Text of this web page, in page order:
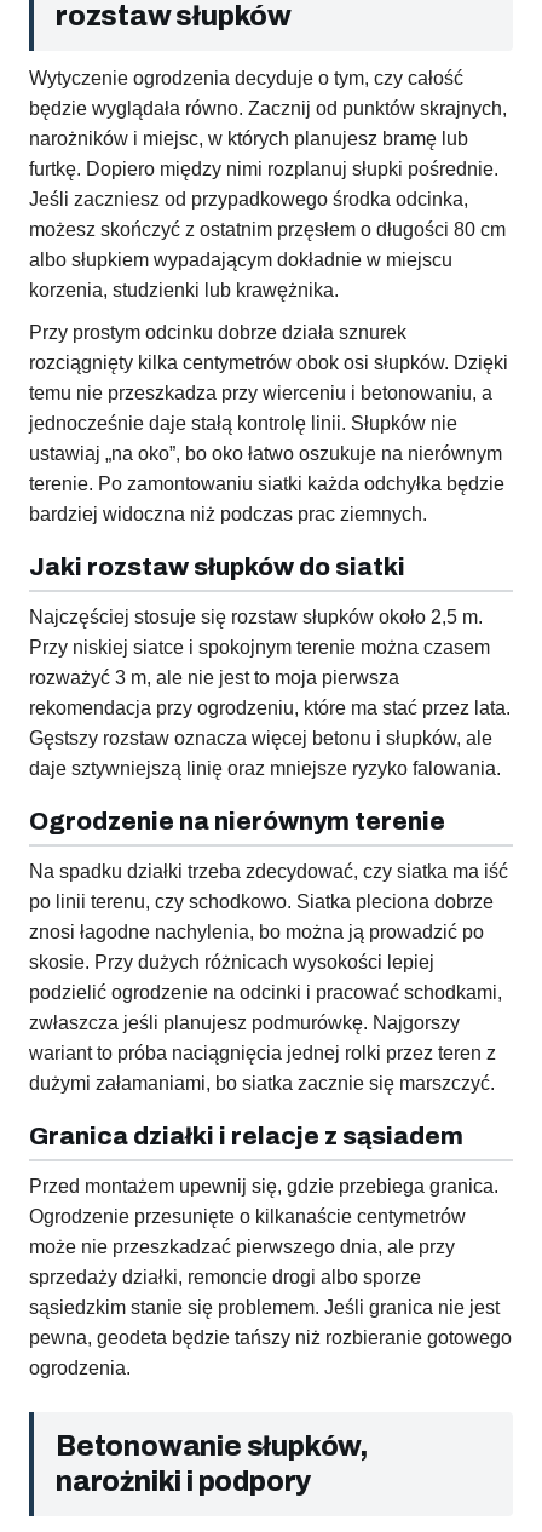
rozstaw słupków
Wytyczenie ogrodzenia decyduje o tym, czy całość
będzie wyglądała równo. Zacznij od punktów skrajnych,
narożników i miejsc, w których planujesz bramę lub
furtkę. Dopiero między nimi rozplanuj słupki pośrednie.
Jeśli zaczniesz od przypadkowego środka odcinka,
możesz skończyć z ostatnim przęsłem o długości 80 cm
albo słupkiem wypadającym dokładnie w miejscu
korzenia, studzienki lub krawężnika.
Przy prostym odcinku dobrze działa sznurek
rozciągnięty kilka centymetrów obok osi słupków. Dzięki
temu nie przeszkadza przy wierceniu i betonowaniu, a
jednocześnie daje stałą kontrolę linii. Słupków nie
ustawiaj „na oko”, bo oko łatwo oszukuje na nierównym
terenie. Po zamontowaniu siatki każda odchyłka będzie
bardziej widoczna niż podczas prac ziemnych.
Jaki rozstaw słupków do siatki
Najczęściej stosuje się rozstaw słupków około 2,5 m.
Przy niskiej siatce i spokojnym terenie można czasem
rozważyć 3 m, ale nie jest to moja pierwsza
rekomendacja przy ogrodzeniu, które ma stać przez lata.
Gęstszy rozstaw oznacza więcej betonu i słupków, ale
daje sztywniejszą linię oraz mniejsze ryzyko falowania.
Ogrodzenie na nierównym terenie
Na spadku działki trzeba zdecydować, czy siatka ma iść
po linii terenu, czy schodkowo. Siatka pleciona dobrze
znosi łagodne nachylenia, bo można ją prowadzić po
skosie. Przy dużych różnicach wysokości lepiej
podzielić ogrodzenie na odcinki i pracować schodkami,
zwłaszcza jeśli planujesz podmurówkę. Najgorszy
wariant to próba naciągnięcia jednej rolki przez teren z
dużymi załamaniami, bo siatka zacznie się marszczyć.
Granica działki i relacje z sąsiadem
Przed montażem upewnij się, gdzie przebiega granica.
Ogrodzenie przesunięte o kilkanaście centymetrów
może nie przeszkadzać pierwszego dnia, ale przy
sprzedaży działki, remoncie drogi albo sporze
sąsiedzkim stanie się problemem. Jeśli granica nie jest
pewna, geodeta będzie tańszy niż rozbieranie gotowego
ogrodzenia.
Betonowanie słupków,
narożniki i podpory